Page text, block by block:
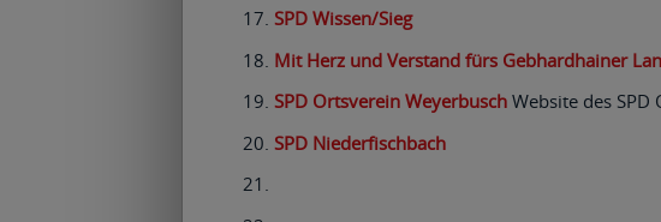
SPD Wissen/Sieg
Mit Herz und Verstand fürs Gebhardhainer
SPD Ortsverein Weyerbusch Website des SPD
SPD Niederfischbach